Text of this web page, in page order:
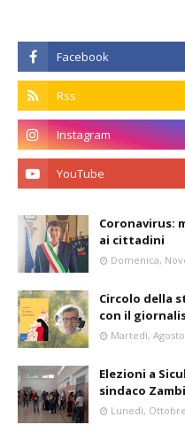
Coronavirus:
ai cittadini
Domenica,
Circolo della
con il
Martedì,
Elezioni a
sindaco
Lunedì,